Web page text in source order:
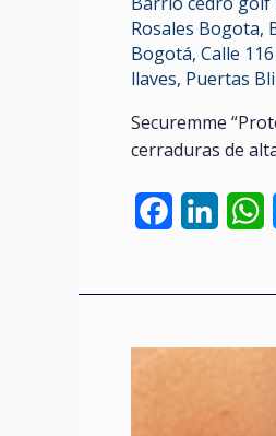
Rosales Bogota,
Bogotá, Calle
llaves, Puertas
Securemme
cerraduras de